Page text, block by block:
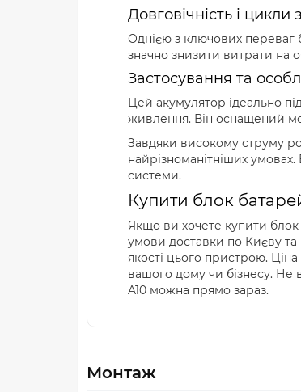
Довговічність і цикли
Однією з ключових переваг
значно знизити витрати на
Застосування та
Цей акумулятор ідеально
живлення. Він оснащений
Завдяки високому струму
найрізноманітніших
системи.
Купити блок
Якщо ви хочете купити
умови доставки по Києву та
якості цього пристрою.
вашого дому чи бізнесу. Не
A10 можна прямо зараз.
Монтаж